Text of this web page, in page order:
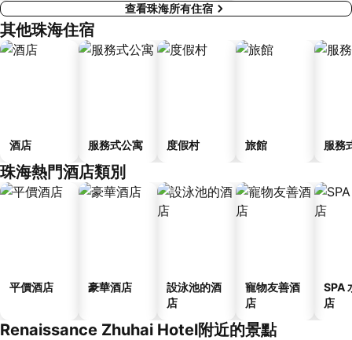
查看珠海所有住宿
其他珠海住宿
酒店 服務式公寓 度假村 旅館 服務
珠海熱門酒店類別
平價酒店 豪華酒店
設泳池的酒
店
寵物友善酒
店
SPA
店
Renaissance Zhuhai Hotel附近的景點